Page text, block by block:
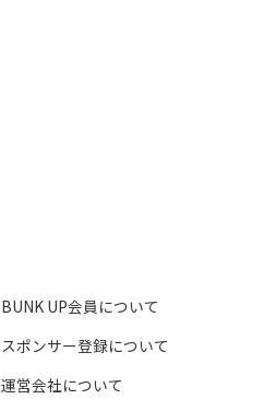
BUNK UP会員について
スポンサー登録について
運営会社について